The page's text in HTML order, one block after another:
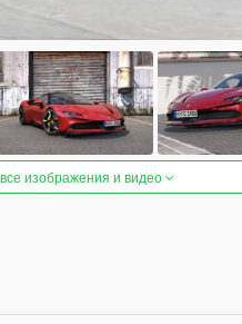
изображения и видео